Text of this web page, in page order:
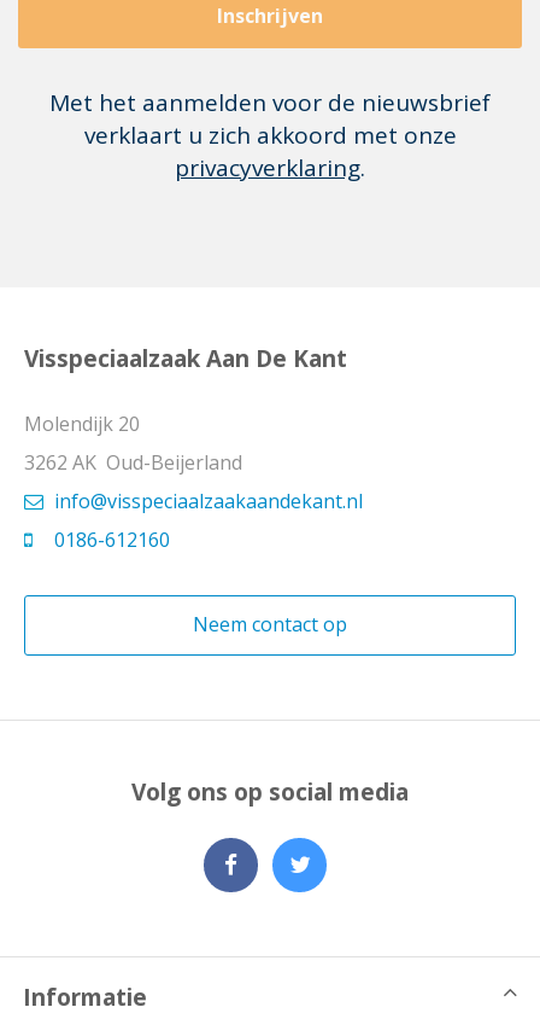
Inschrijven
Met het aanmelden voor de nieuwsbrief
verklaart u zich akkoord met onze
privacyverklaring.
Visspeciaalzaak Aan De Kant
Molendijk 20
3262 AK Oud-Beijerland
info@visspeciaalzaakaandekant.nl
0186-612160
Neem contact op
Volg ons op social media
Informatie